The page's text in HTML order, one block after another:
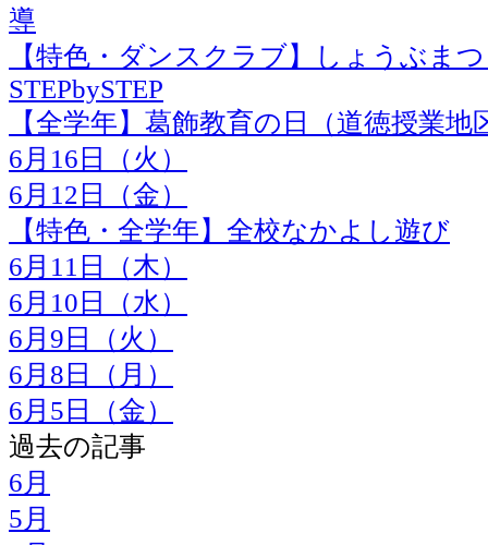
導
【特色・ダンスクラブ】しょうぶま
STEPbySTEP
【全学年】葛飾教育の日（道徳授業地
6月16日（火）
6月12日（金）
【特色・全学年】全校なかよし遊び
6月11日（木）
6月10日（水）
6月9日（火）
6月8日（月）
6月5日（金）
過去の記事
6月
5月